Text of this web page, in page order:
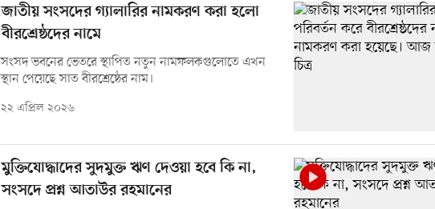
জাতীয় সংসদের গ্যালারির নামকরণ করা হলো
বীরশ্রেষ্ঠদের নামে
সংসদ ভবনের ভেতরে স্থাপিত নতুন নামফলকগুলোতে এখন
স্থান পেয়েছে সাত বীরশ্রেষ্ঠের নাম।
২২ এপ্রিল ২০২৬
মুক্তিযোদ্ধাদের সুদমুক্ত ঋণ দেওয়া হবে কি না,
সংসদে প্রশ্ন আতাউর রহমানের